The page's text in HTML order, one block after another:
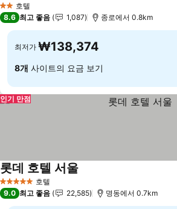
2 성급호텔
8.6 최고 좋음 1,087 종로에서 0.8km
최저가 ₩138,374
8개 사이트의 요금 보기
인기 만점
5 성급 호텔
롯데 호텔 서울
9.0 최고 좋음 22,585 명동에서 0.7km